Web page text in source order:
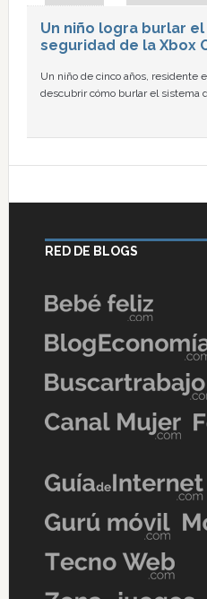
Un niño logra burlar
seguridad de la Xbox
Un niño de cinco años, residente
descubrir cómo burlar el sistema
RED DE BLOGS